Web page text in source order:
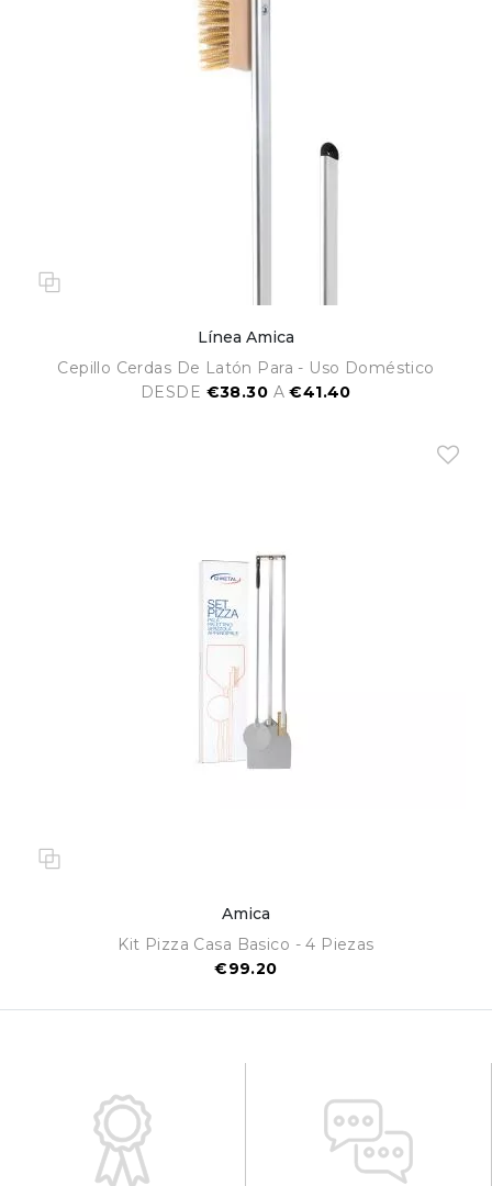
Línea Amica
Cepillo Cerdas De Latón Para - Uso Doméstico
DESDE €38.30 A€41.40
Amica
Kit Pizza Casa Basico - 4 Piezas
€99.20